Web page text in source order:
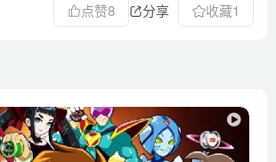
点赞8 分享 收藏1